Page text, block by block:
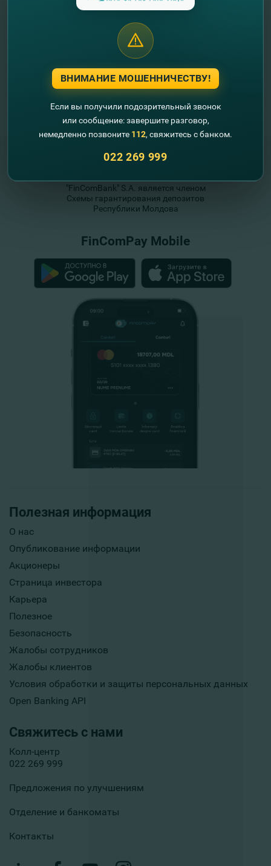
Полезная информация
О нас
Опубликование информации
Акционеры
Страница инвестора
Карьера
Полезное
Безопасность
Жалобы сотрудников
Жалобы клиентов
Условия обработки и защиты персональных данных
Open Banking API
Свяжитесь с нами
Колл-центр
022 269 999
Предложения по улучшениям
Отделение и банкоматы
Контакты
"FinComBank" S.A. является членом
Схемы гарантирования депозитов
Республики Молдова
FinComPay Mobile
ВНИМАНИЕ МОШЕННИЧЕСТВУ!
Если вы получили подозрительный звонок
или сообщение: завершите разговор,
немедленно позвоните 112, свяжитесь с банком.
022 269 999